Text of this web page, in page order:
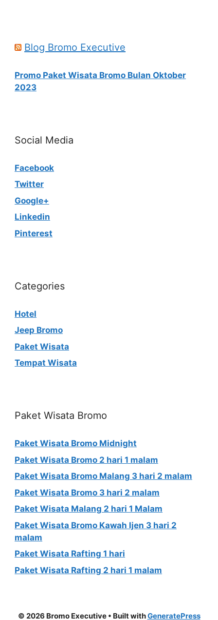
Blog Bromo Executive
Promo Paket Wisata Bromo Bulan Oktober
2023
Social Media
Facebook
Twitter
Google+
Linkedin
Pinterest
Categories
Hotel
Jeep Bromo
Paket Wisata
Tempat Wisata
Paket Wisata Bromo
Paket Wisata Bromo Midnight
Paket Wisata Bromo 2 hari 1 malam
Paket Wisata Bromo Malang 3 hari 2 malam
Paket Wisata Bromo 3 hari 2 malam
Paket Wisata Malang 2 hari 1 Malam
Paket Wisata Bromo Kawah Ijen 3 hari 2
malam
Paket Wisata Rafting 1 hari
Paket Wisata Rafting 2 hari 1 malam
© 2026 Bromo Executive• Built withGeneratePress